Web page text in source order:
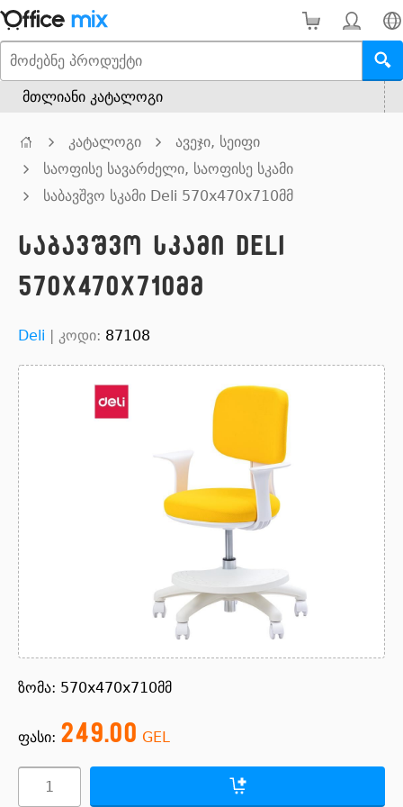
მთლიანი კატალოგი
კატალოგი
ავეჯი, სეიფი
საოფისე სავარძელი, საოფისე სკამი
საბავშვო სკამი Deli 570x470x710მმ
საბავშვო სკამი Deli
570x470x710მმ
Deli | კოდი: 87108
ზომა: 570x470x710მმ
ფასი: 249.00 GEL